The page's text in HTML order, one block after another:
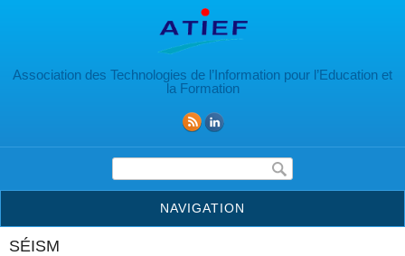
Association des Technologies de l’Information pour l’Education et
la Formation
Formulaire de recherche
NAVIGATION
SÉISM